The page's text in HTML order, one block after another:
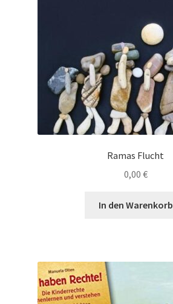
Ramas Flucht
0,00 €
In den Warenkorb